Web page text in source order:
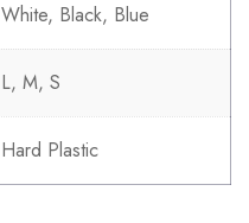
White, Black, Blue
L, M, S
Hard Plastic